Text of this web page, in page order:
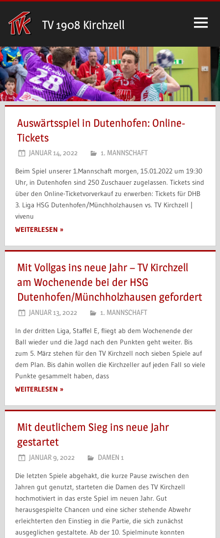
Inhalt
springen
TV 1908 Kirchzell
Auswärtsspiel in Dutenhofen: Online-
Tickets
JANUAR 14, 2022 1. MANNSCHAFT
Beim Spiel unserer 1.Mannschaft morgen, 15.01.2022 um 19:30
Uhr, in Dutenhofen sind 250 Zuschauer zugelassen. Tickets sind
über den Online-Ticketvorverkauf zu erwerben: Tickets für DHB
3. Liga HSG Dutenhofen/Münchholzhausen vs. TV Kirchzell |
vivenu
WEITERLESEN
Mit Vollgas ins neue Jahr – TV Kirchzell
am Wochenende bei der HSG
Dutenhofen/Münchholzhausen gefordert
JANUAR 13, 2022 1. MANNSCHAFT
In der drit­ten Li­ga, Staf­fel E, fliegt ab dem Wo­che­n­en­de der
Ball wie­der und die Jagd nach den Punk­ten geht wei­ter. Bis
zum 5. März stehen für den TV Kirch­zell noch sie­ben Spie­le auf
dem Plan. Bis dahin wollen die Kirchzeller auf jeden Fall so viele
Punkte gesammelt haben, dass
WEITERLESEN
Mit deutlichem Sieg ins neue Jahr
gestartet
JANUAR 9, 2022 DAMEN 1
Die letzten Spiele abgehakt, die kurze Pause zwischen den
Jahren gut genutzt, starteten die Damen des TV Kirchzell
hochmotiviert in das erste Spiel im neuen Jahr. Gut
herausgespielte Chancen und eine sicher stehende Abwehr
erleichterten den Einstieg in die Partie, die sich zunächst
ausgeglichen gestaltete. Ab der 10. Spielminute konnten